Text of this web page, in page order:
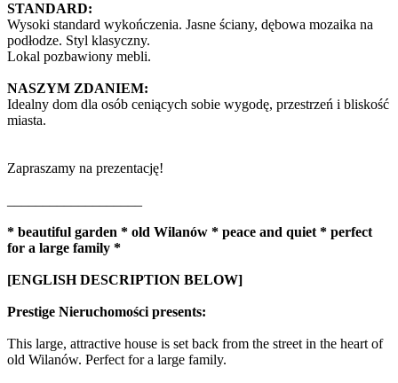
STANDARD:
Wysoki standard wykończenia. Jasne ściany, dębowa mozaika na
podłodze. Styl klasyczny.
Lokal pozbawiony mebli.
NASZYM ZDANIEM:
Idealny dom dla osób ceniących sobie wygodę, przestrzeń i bliskość
miasta.
Zapraszamy na prezentację!
* beautiful garden * old Wilanów * peace and quiet * perfect
for a large family *
[ENGLISH DESCRIPTION BELOW]
Prestige Nieruchomości presents:
This large, attractive house is set back from the street in the heart of
old Wilanów. Perfect for a large family.